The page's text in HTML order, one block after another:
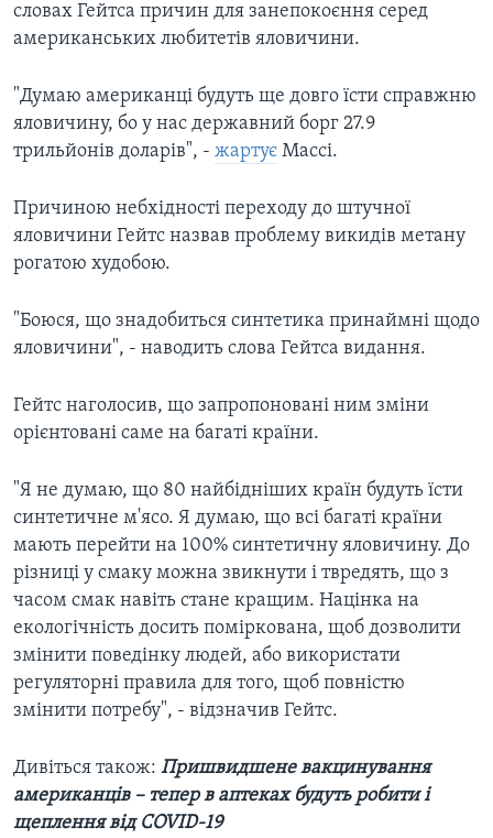
словах Гейтса причин для занепокоєння серед
американських любитетів яловичини.
"Думаю американці будуть ще довго їсти справжню
яловичину, бо у нас державний борг 27.9
трильйонів доларів", - жартує Массі.
Причиною небхідності переходу до штучної
яловичини Гейтс назвав проблему викидів метану
рогатою худобою.
"Боюся, що знадобиться синтетика принаймні щодо
яловичини", - наводить слова Гейтса видання.
Гейтс наголосив, що запропоновані ним зміни
орієнтовані саме на багаті країни.
"Я не думаю, що 80 найбідніших країн будуть їсти
синтетичне м'ясо. Я думаю, що всі багаті країни
мають перейти на 100% синтетичну яловичину. До
різниці у смаку можна звикнути і твредять, що з
часом смак навіть стане кращим. Націнка на
екологічність досить поміркована, щоб дозволити
змінити поведінку людей, або використати
регуляторні правила для того, щоб повністю
змінити потребу", - відзначив Гейтс.
Дивіться також: Пришвидшене вакцинування
американців – тепер в аптеках будуть робити і
щеплення від COVID-19